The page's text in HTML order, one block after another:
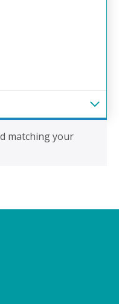
matching your